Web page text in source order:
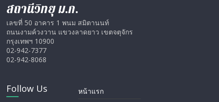
สถานีวิทยุ ม.ก.
เลขที่ 50 อาคาร 1 พนม สมิตานนท์
ถนนงามค์วงวาน แขวงลาดยาว เขตจตุจักร
กรุงเทพฯ 10900
02-942-7377
02-942-8068
Follow Us
หน้าแรก